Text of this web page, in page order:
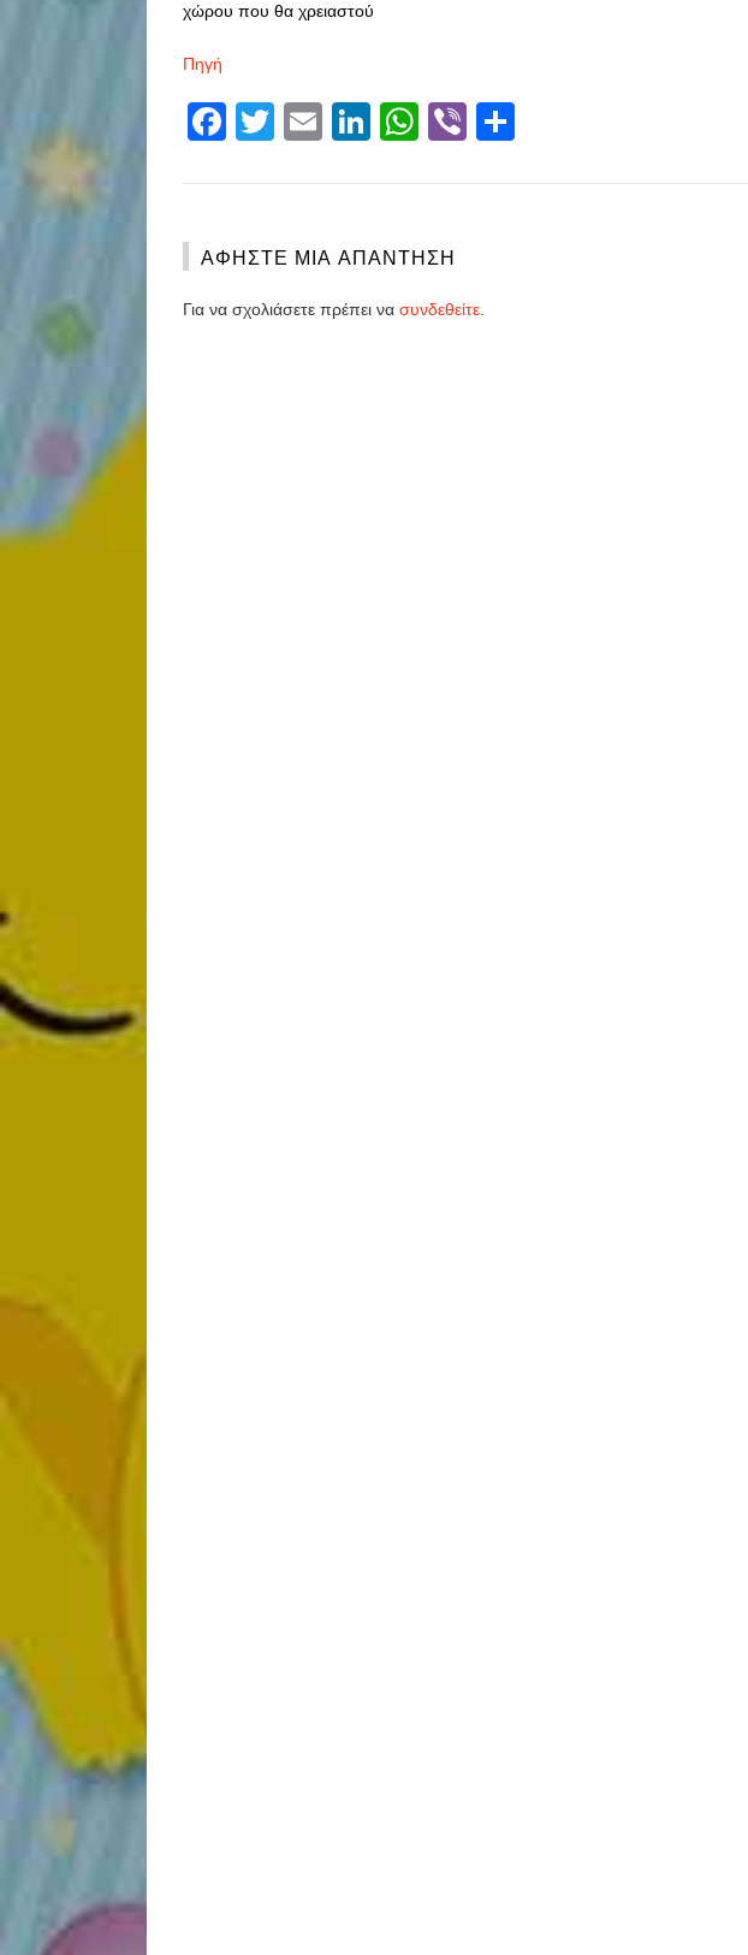
χώρου που θα χρειαστού
Πηγή
Facebook
Twitter
EmailLinkedIn
WhatsApp
Viber
ΑΦΉΣΤΕ ΜΙΑ ΑΠΆΝΤΗΣΗ
Για να σχολιάσετε πρέπει να συνδεθείτε